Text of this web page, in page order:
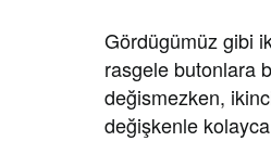
Gördügümüz gibi
rasgele butonlara
değismezken,
değişkenle